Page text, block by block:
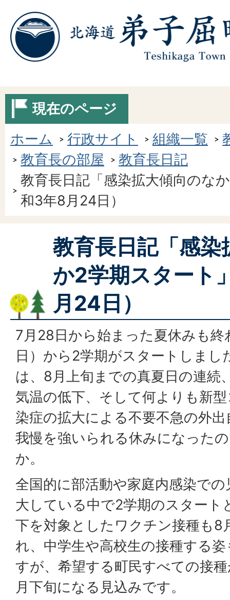
現在のページ
ホーム
行政サイト 組織一覧
教育長の部屋
教育長日記
教育長日記「感染拡大傾向のな
和3年8月24日）
教育長日記「感染
か2学期スタート
月24日）
7月28日から始まった夏休みも
日）から2学期がスタートしまし
は、8月上旬までの真夏日の連続
気温の低下、そして何よりも新
染症の拡大による不要不急の外
我慢を強いられる休みになった
か。
全国的に部活動や家庭内感染で
大している中で2学期のスタート
下を対象としたワクチン接種も8
れ、中学生や高校生の接種する
すが、希望する町民すべての接
月下旬になる見込みです。